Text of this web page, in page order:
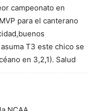
campeonato en
para el canterano
T3 este chico se
en 3,2,1). Salud